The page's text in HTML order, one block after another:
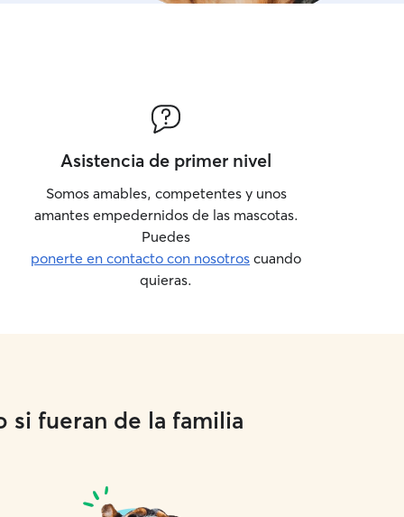
Asistencia de primer nivel
Somos amables, competentes y unos
amantes empedernidos de las mascotas.
Puedes
ponerte en contacto con nosotros cuando
quieras.
si fueran de la familia